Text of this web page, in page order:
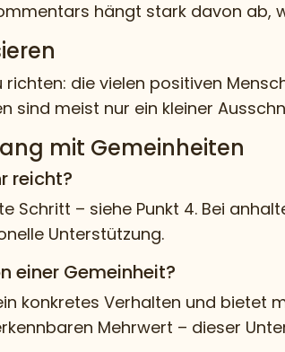
hängt stark davon ab,
richten: die vielen positiven
sind meist nur ein kleiner
mit Gemeinheiten
reicht?
Schritt – siehe Punkt 4. Bei
Unterstützung.
einer Gemeinheit?
konkretes Verhalten und bietet
Mehrwert – dieser